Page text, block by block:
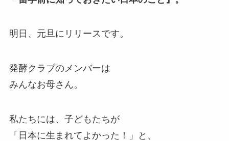
明日、元旦にリリースです。
発酵クラブのメンバーは
みんなお母さん。
私たちには、子どもたちが
「日本に生まれてよかった！」と、